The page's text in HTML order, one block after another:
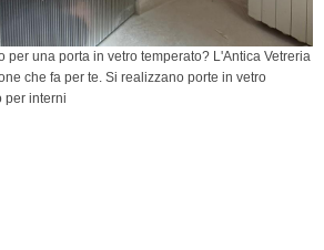
per una porta in vetro temperato? L'Antica Vetreria
che fa per te. Si realizzano porte in vetro
per interni